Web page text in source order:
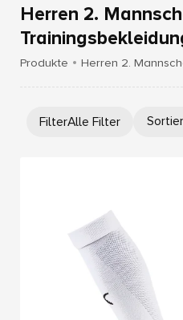
s
e
r
b
g
Herren 2.
Produkte Herren 2.
FilterAlle Filter